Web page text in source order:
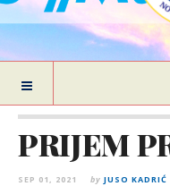
PRIJEM
SEP 01, 2021 by JUSO KADRIĆ